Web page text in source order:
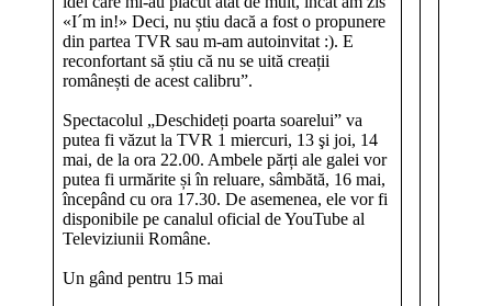
«I´m in!» Deci, nu știu dacă a fost o propunere
din partea TVR sau m-am autoinvitat :). E
reconfortant să știu că nu se uită creații
românești de acest calibru”.
Spectacolul „Deschideți poarta soarelui” va
putea fi văzut la TVR 1 miercuri, 13 şi joi, 14
mai, de la ora 22.00. Ambele părți ale galei vor
putea fi urmărite și în reluare, sâmbătă, 16 mai,
începând cu ora 17.30. De asemenea, ele vor fi
disponibile pe canalul oficial de YouTube al
Televiziunii Române.
Un gând pentru 15 mai